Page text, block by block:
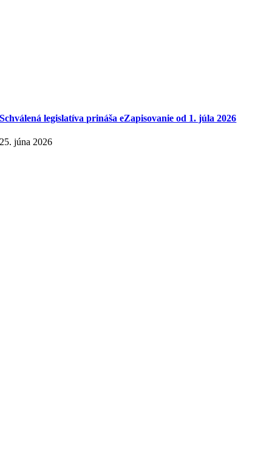
Schválená legislatíva prináša eZapisovanie od 1. júla 2026
25. júna 2026